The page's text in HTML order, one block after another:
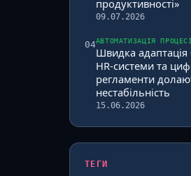
продуктивності»
09.07.2026
04АВТОМАТИЗАЦІЯ
Швидка адаптація
HR-системи та
регламенти
нестабільність
15.06.2026
ТЕГИ